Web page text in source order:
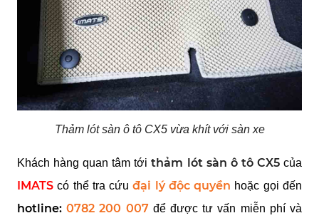
Thảm lót sàn ô tô CX5 vừa khít với sàn xe
Khách hàng quan tâm tớithảm lót sàn ô tô CX5của
IMATS có thể tra cứuđại lý độc quyền hoặc gọi đến
hotline:0782 200 007để được tư vấn miễn phí và